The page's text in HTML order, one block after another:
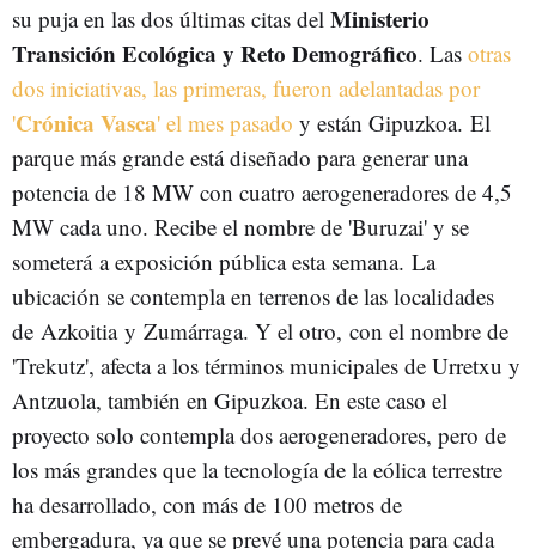
su puja en las dos últimas citas del Ministerio
Transición Ecológica y Reto Demográfico. Las otras
dos iniciativas, las primeras, fueron adelantadas por
'Crónica Vasca' el mes pasado y están Gipuzkoa. El
parque más grande está diseñado para generar una
potencia de 18 MW con cuatro aerogeneradores de 4,5
MW cada uno. Recibe el nombre de 'Buruzai' y se
someterá a exposición pública esta semana. La
ubicación se contempla en terrenos de las localidades
de Azkoitia y Zumárraga. Y el otro, con el nombre de
'Trekutz', afecta a los términos municipales de Urretxu y
Antzuola, también en Gipuzkoa. En este caso el
proyecto solo contempla dos aerogeneradores, pero de
los más grandes que la tecnología de la eólica terrestre
ha desarrollado, con más de 100 metros de
embergadura, ya que se prevé una potencia para cada